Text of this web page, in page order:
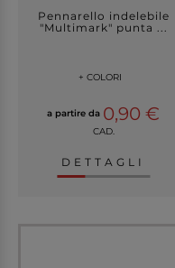
Pennarello indelebile
"Multimark" punta ...
+ COLORI
a partire da 0,90 €
CAD.
DETTAGLI